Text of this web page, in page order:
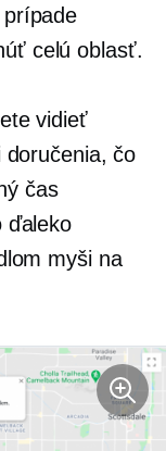
celú oblasť.
vidieť
doručenia, čo
čas
ďaleko
myšina